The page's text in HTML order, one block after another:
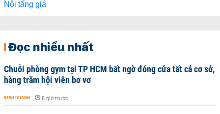
Đọc nhiều nhất
Chuỗi phòng gym tại TP HCM bất ngờ đóng cửa tất cả cơ sở,
hàng trăm hội viên bơ vơ
KINH DOANH - 8 giờ trước